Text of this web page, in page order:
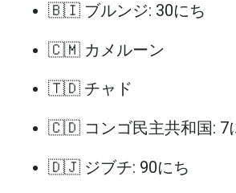
🇧🇮 ブルンジ: 30にち
🇨🇲 カメルーン
🇹🇩 チャド
🇨🇩 コンゴ民主共和国: 7
🇩🇯 ジブチ: 90にち